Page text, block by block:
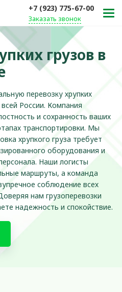
+7 (923) 775-67-00
Заказать звонок
грузов в
перевозку хрупких
России. Компания
и сохранность ваших
транспортировки. Мы
хрупкого груза требует
оборудования и
Наши логисты
маршруты, а команда
соблюдение всех
нам грузоперевозки
надежность и спокойствие.